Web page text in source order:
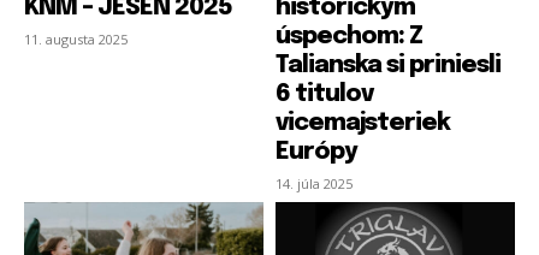
KNM – JESEŇ 2025
11. augusta 2025
historickým
úspechom: Z
Talianska si priniesli
6 titulov
vicemajsteriek
Európy
14. júla 2025